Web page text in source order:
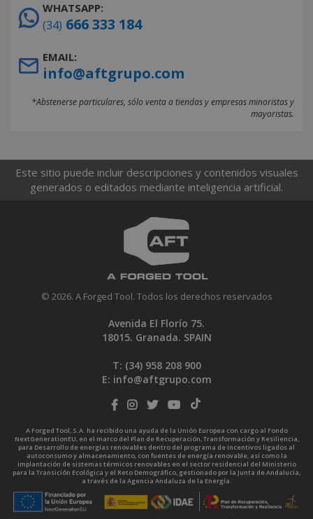
WHATSAPP:
(34) 666 333 184
EMAIL:
info@aftgrupo.com
*Abstenerse particulares, sólo venta a tiendas y empresas minoristas y
mayoristas.
Este sitio puede incluir descripciones y contenidos visuales
generados o editados mediante inteligencia artificial.
© 2026. A Forged Tool. Todos los derechos reservados
Avenida El Florío 75.
18015. Granada. SPAIN
T: (34) 958 208 900
E: info@aftgrupo.com
A Forged Tool, S.A. ha recibido una ayuda de la Unión Europea con cargo al Fondo
NextGenerationEU, en el marco del Plan de Recuperación, Transformación y Resiliencia,
para Desarrollo de energías renovables dentro del programa de incentivos ligados al
autoconsumo y almacenamiento, con fuentes de energía renovable, así como la
implantación de sistemas térmicos renovables en el sector residencial del Ministerio
para la Transición Ecológica y el Reto Demográfico, gestionado por la Junta de Andalucía,
a través de la Agencia Andaluza de la Energía.